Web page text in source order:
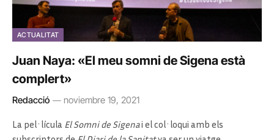
ACTUALITAT
Juan Naya: «El meu somni de Sigena està
complert»
Redacció noviembre 19, 2021
La pel·lícula El Somni de Sigenai el col·loqui amb els